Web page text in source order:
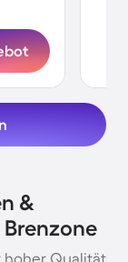
&
hoher Qualität